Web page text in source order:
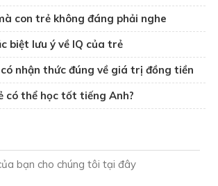
con trẻ không đáng phải nghe
biệt lưu ý về IQ của trẻ
nhận thức đúng về giá trị đồng tiền
có thể học tốt tiếng Anh?